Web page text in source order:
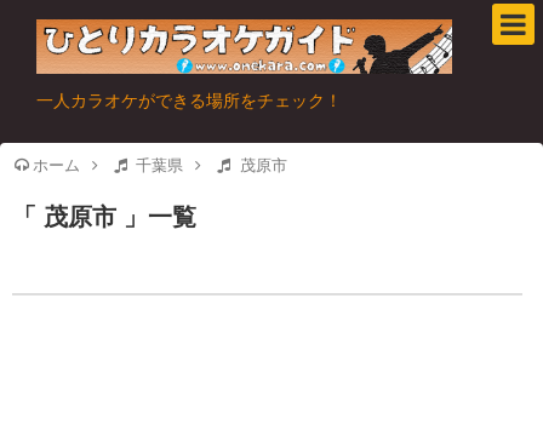
一人カラオケができる場所をチェック！
ホーム 千葉県 茂原市
茂原市 一覧